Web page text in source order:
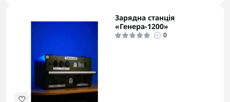
Зарядна станція
«Генера-1200»
0